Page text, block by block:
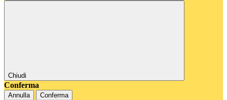
Chiudi
Conferma
Annulla Conferma